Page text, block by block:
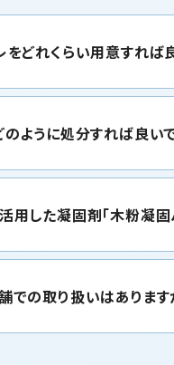
どれくらい用意すれば
ように処分すれば良い
用した凝固剤「木粉凝固
での取り扱いはあります